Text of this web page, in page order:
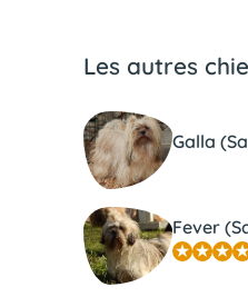
Les autres
Galla
Fever